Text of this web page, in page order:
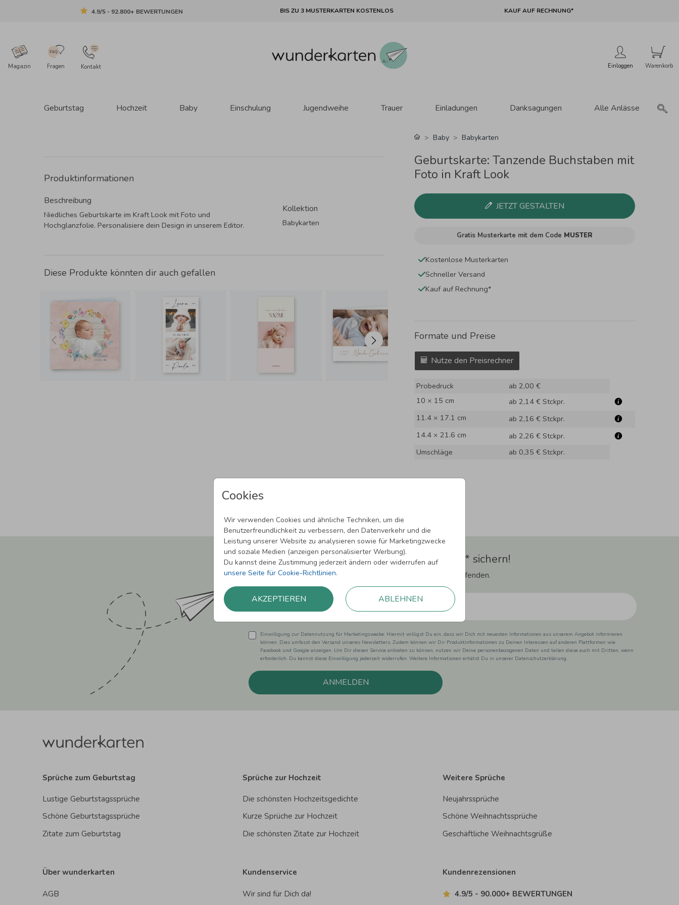
4.9/5 - 92.800+ BEWERTUNGEN BIS ZU 3 MUSTERKARTEN KOSTENLOS KAUF AUF RECHNUNG*
Magazin Fragen Kontakt Einloggen
Geburtstag Hochzeit Baby Einschulung Jugendweihe Trauer Einladungen Danksagungen Alle Anlässe
Cookies
Wir verwenden Cookies und ähnliche Techniken, um die
Benutzerfreundlichkeit zu verbessern, den Datenverkehr und die
Leistung unserer Website zu analysieren sowie für Marketingzwecke
und soziale Medien (anzeigen personalisierter Werbung).
Du kannst deine Zustimmung jederzeit ändern oder widerrufen auf
unsere Seite für Cookie-Richtlinien.
AKZEPTIEREN ABLEHNEN
Produktinformationen
Beschreibung
Niedliches Geburtskarte im Kraft Look mit Foto und
Hochglanzfolie. Personalisiere dein Design in unserem Editor.
Kollektion
Babykarten
Diese Produkte könnten dir auch gefallen
Baby Babykarten
Geburtskarte: Tanzende Buchstaben mit
Foto in Kraft Look
JETZT GESTALTEN
Gratis Musterkarte mit dem Code MUSTER
Kostenlose Musterkarten
Schneller Versand
Kauf auf Rechnung*
Formate und Preise
Nutze den Preisrechner
Probedruck
ab 2,00 €
10 × 15 cm
ab 2,14 € Stckpr.
11.4 × 17.1 cm
ab 2,16 € Stckpr.
14.4 × 21.6 cm
ab 2,26 € Stckpr.
Umschläge
ab 0,35 € Stckpr.
Newsletter abonnieren und 5,00 € Rabatt** sichern!
Melde Dich zu unserem Newsletter an und bleibe auf dem Laufenden.
Einwilligung zur Datennutzung für Marketingzwecke: Hiermit willigst Du ein, dass wir Dich mit neuesten Informationen aus unserem Angebot informieren
können. Dies umfasst den Versand unseres Newsletters. Zudem können wir Dir Produktinformationen zu Deinen Interessen auf anderen Plattformen wie
Facebook und Google anzeigen. Um Dir diesen Service anbieten zu können, nutzen wir Deine personenbezogenen Daten und teilen diese auch mit Dritten, wenn
erforderlich. Du kannst diese Einwilligung jederzeit widerrufen. Weitere Informationen erhätst Du in unserer Datenschutzerklärung.
ANMELDEN
Sprüche zum Geburtstag
Lustige Geburtstagssprüche
Schöne Geburtstagssprüche
Zitate zum Geburtstag
Sprüche zur Hochzeit
Die schönsten Hochzeitsgedichte
Kurze Sprüche zur Hochzeit
Die schönsten Zitate zur Hochzeit
Weitere Sprüche
Neujahrssprüche
Schöne Weihnachtssprüche
Geschäftliche Weihnachtsgrüße
Über wunderkarten
AGB
Kundenservice
Wir sind für Dich da!
Kundenrezensionen
4.9/5 - 90.000+ BEWERTUNGEN